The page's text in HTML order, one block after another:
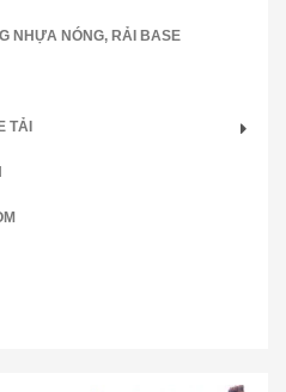
NHỰA NÓNG, RẢI BASE
TẢI